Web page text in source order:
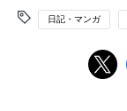
日記・マンガ